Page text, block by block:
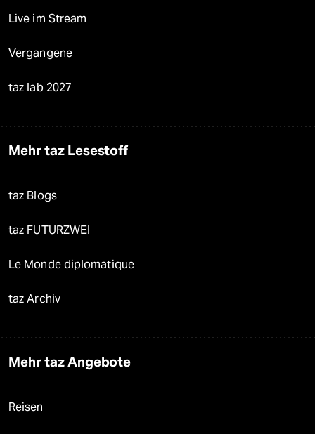
Live im Stream
Vergangene
taz lab 2027
Mehr taz Lesestoff
taz Blogs
taz FUTURZWEI
Le Monde diplomatique
taz Archiv
Mehr taz Angebote
Reisen